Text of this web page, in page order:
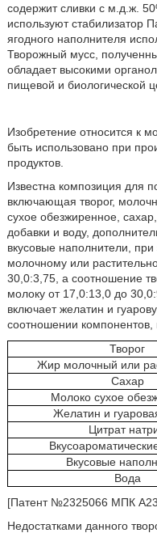
содержит сливки с м.д.ж.
используют стабилизатор
ягодного наполнителя
Творожный мусс,
обладает высокими
пищевой и биологической
Изобретение относится к
быть использовано при
продуктов.
Известна композиция для
включающая творог,
сухое обезжиренное,
добавки и воду,
вкусовые наполнители,
молочному или
30,0:3,75, а соотношение
молоку от 17,0:13,0 до
включает желатин и
соотношении компонентов,
Творог
Жир молочный или
Сахар
Молоко сухое
Желатин и
Цитрат
Вкусовые
Вода
[Патент №2325066 МПК
Недостатками данного